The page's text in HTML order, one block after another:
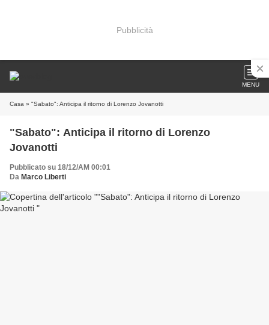
Pubblicità
MENU
Casa » "Sabato": Anticipa il ritorno di Lorenzo Jovanotti
"Sabato": Anticipa il ritorno di Lorenzo
Jovanotti
Pubblicato su 18/12/AM 00:01
Da Marco Liberti